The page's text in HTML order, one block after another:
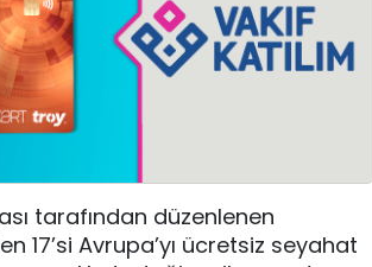
tarafından düzenlenen
17’si Avrupa’yı ücretsiz seyahat